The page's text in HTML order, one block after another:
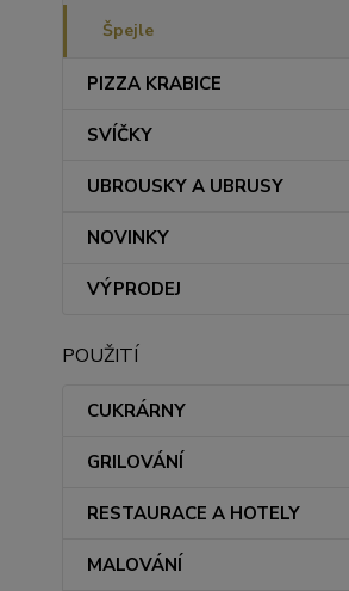
Špejle
PIZZA KRABICE
SVÍČKY
UBROUSKY A UBRUSY
NOVINKY
VÝPRODEJ
POUŽITÍ
CUKRÁRNY
GRILOVÁNÍ
RESTAURACE A HOTELY
MALOVÁNÍ